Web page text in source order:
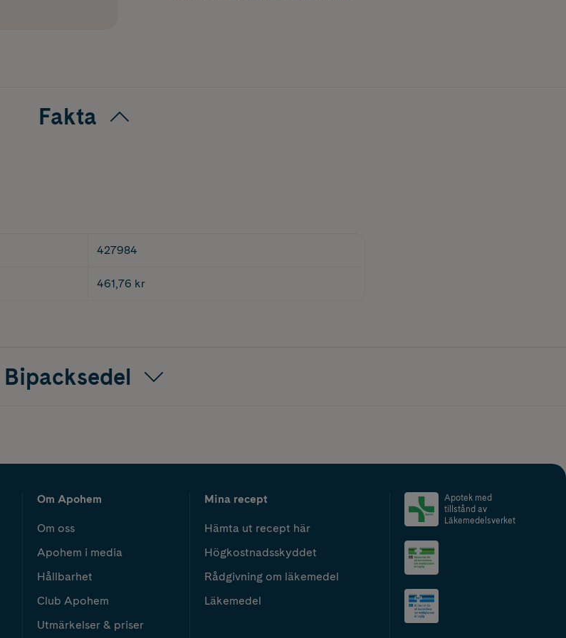
Fakta
427984
461,76 kr
Bipacksedel
Om Apohem
Om oss
Apohem i media
Hållbarhet
Club Apohem
Utmärkelser & priser
Mina recept
Hämta ut recept här
Högkostnadsskyddet
Rådgivning om läkemedel
Läkemedel
Apotek med
tillstånd av
Läkemedelsverket